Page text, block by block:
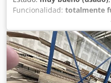
Funcionalidad: totalmente
máquina para el
en muy buen estado de
Cedpszhuq Defx Al Serf
encolado. Si tiene alguna
información, no dude en
llamarnos.